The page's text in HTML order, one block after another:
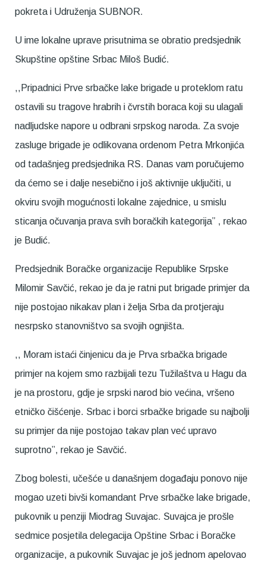
pokreta i Udruženja SUBNOR.
U ime lokalne uprave prisutnima se obratio predsjednik
Skupštine opštine Srbac Miloš Budić.
,,Pripadnici Prve srbačke lake brigade u proteklom ratu
ostavili su tragove hrabrih i čvrstih boraca koji su ulagali
nadljudske napore u odbrani srpskog naroda. Za svoje
zasluge brigade je odlikovana ordenom Petra Mrkonjića
od tadašnjeg predsjednika RS. Danas vam poručujemo
da ćemo se i dalje nesebično i još aktivnije uključiti, u
okviru svojih mogućnosti lokalne zajednice, u smislu
sticanja očuvanja prava svih boračkih kategorija” , rekao
je Budić.
Predsjednik Boračke organizacije Republike Srpske
Milomir Savčić, rekao je da je ratni put brigade primjer da
nije postojao nikakav plan i želja Srba da protjeraju
nesrpsko stanovništvo sa svojih ognjišta.
,, Moram istaći činjenicu da je Prva srbačka brigade
primjer na kojem smo razbijali tezu Tužilaštva u Hagu da
je na prostoru, gdje je srpski narod bio većina, vršeno
etničko čišćenje. Srbac i borci srbačke brigade su najbolji
su primjer da nije postojao takav plan već upravo
suprotno”, rekao je Savčić.
Zbog bolesti, učešće u današnjem događaju ponovo nije
mogao uzeti bivši komandant Prve srbačke lake brigade,
pukovnik u penziji Miodrag Suvajac. Suvajca je prošle
sedmice posjetila delegacija Opštine Srbac i Boračke
organizacije, a pukovnik Suvajac je još jednom apelovao